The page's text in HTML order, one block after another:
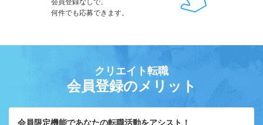
何件でも応募できます。
クリエイト転職
会員登録のメリット
会員限定機能であなたの転職活動をアシスト！